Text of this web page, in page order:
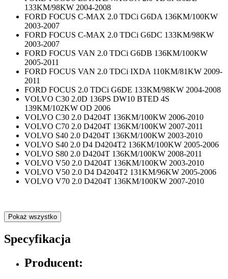
133KM/98KW 2004-2008
FORD FOCUS C-MAX 2.0 TDCi G6DA 136KM/100KW
2003-2007
FORD FOCUS C-MAX 2.0 TDCi G6DC 133KM/98KW
2003-2007
FORD FOCUS VAN 2.0 TDCi G6DB 136KM/100KW
2005-2011
FORD FOCUS VAN 2.0 TDCi IXDA 110KM/81KW 2009-
2011
FORD FOCUS 2.0 TDCi G6DE 133KM/98KW 2004-2008
VOLVO C30 2.0D 136PS DW10 BTED 4S
139KM/102KW OD 2006
VOLVO C30 2.0 D4204T 136KM/100KW 2006-2010
VOLVO C70 2.0 D4204T 136KM/100KW 2007-2011
VOLVO S40 2.0 D4204T 136KM/100KW 2003-2010
VOLVO S40 2.0 D4 D4204T2 136KM/100KW 2005-2006
VOLVO S80 2.0 D4204T 136KM/100KW 2008-2011
VOLVO V50 2.0 D4204T 136KM/100KW 2003-2010
VOLVO V50 2.0 D4 D4204T2 131KM/96KW 2005-2006
VOLVO V70 2.0 D4204T 136KM/100KW 2007-2010
Pokaż wszystko
Specyfikacja
Producent: